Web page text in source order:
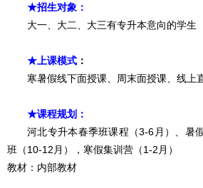
★招生对象：
大一、大二、大三有专升本意向的学生
★上课模式 ：
寒暑假线下面授课、周末面授课、线上
★课程规划 ：
河北专升本春季班课程（3-6月）、暑
班（10-12月），寒假集训营（1-2月）
教材：内部教材